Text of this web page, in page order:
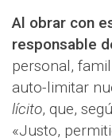
Al obrar con
responsable
personal,
auto-limitar
lícito, que,
«Justo,